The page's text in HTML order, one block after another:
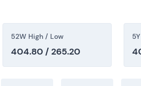
€ - Ereignis: Der Aktienkurs
spiegelt eine mehrjährige
(GJ2024–GJ2025) wider, mit
Prognose für 2026; der Markt
52W High / Low
404.80 / 265.20